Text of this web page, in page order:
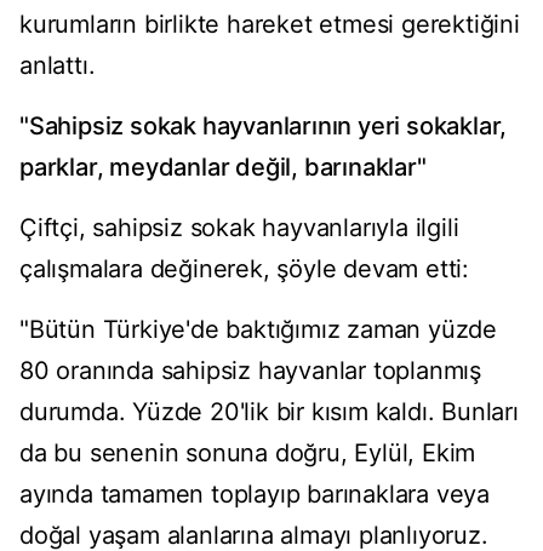
kurumların birlikte hareket etmesi gerektiğini
anlattı.
"Sahipsiz sokak hayvanlarının yeri sokaklar,
parklar, meydanlar değil, barınaklar"
Çiftçi, sahipsiz sokak hayvanlarıyla ilgili
çalışmalara değinerek, şöyle devam etti:
"Bütün Türkiye'de baktığımız zaman yüzde
80 oranında sahipsiz hayvanlar toplanmış
durumda. Yüzde 20'lik bir kısım kaldı. Bunları
da bu senenin sonuna doğru, Eylül, Ekim
ayında tamamen toplayıp barınaklara veya
doğal yaşam alanlarına almayı planlıyoruz.